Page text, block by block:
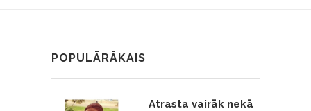
POPULĀRĀKAIS
Atrasta vairāk nekā